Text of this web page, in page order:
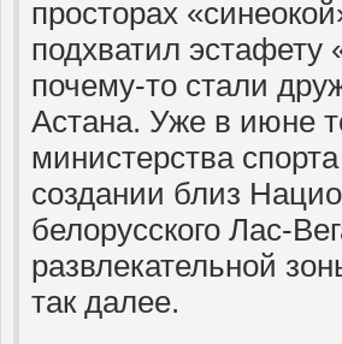
просторах
подхватил эстафету
почему-то стали
Астана. Уже в июне
министерства
создании близ
белорусского Лас-
развлекательной
так далее.